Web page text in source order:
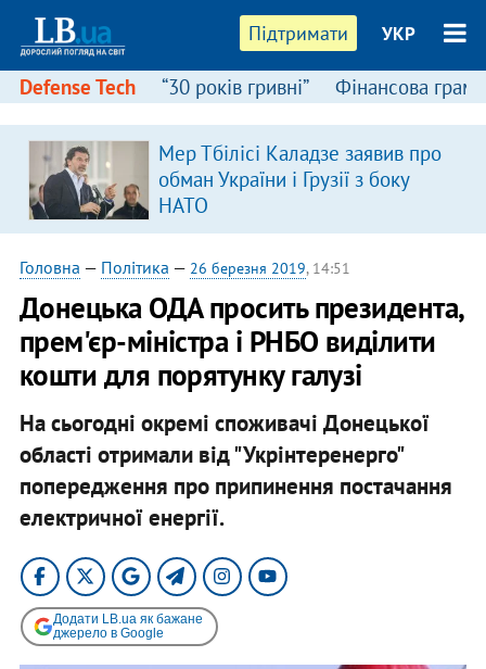
Підтримати УКР
Defense Tech “30 років гривні” Фінансова
Мер Тбілісі Каладзе заявив про
обман України і Грузії з боку
НАТО
Головна — Політика — 26 березня 2019, 14:51
Донецька ОДА просить президента,
прем'єр-міністра і РНБО виділити
кошти для порятунку галузі
На сьогодні окремі споживачі Донецької
області отримали від "Укрінтеренерго"
попередження про припинення постачання
електричної енергії.
Додати LB.ua як бажане
джерело в Google